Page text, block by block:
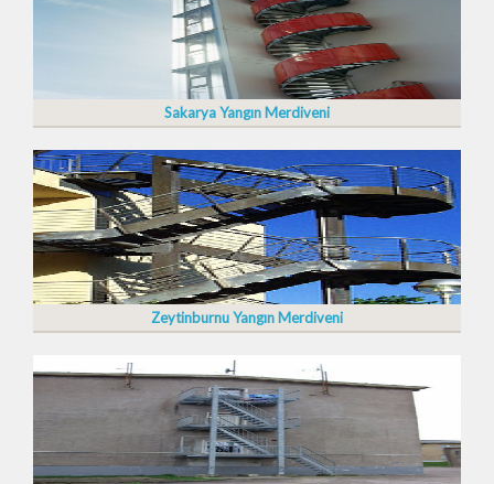
Sakarya Yangın Merdiveni
Zeytinburnu Yangın Merdiveni